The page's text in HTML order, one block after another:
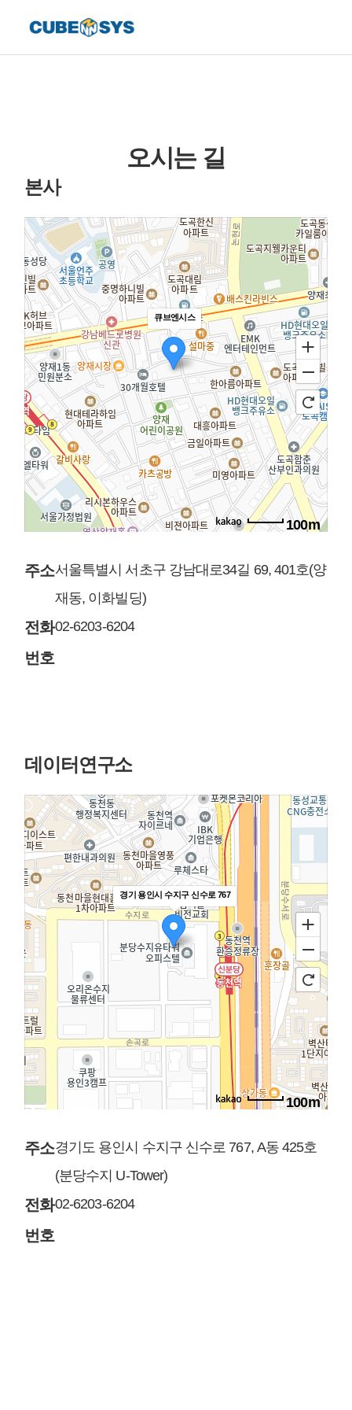
오시는 길
본사
큐브엔시스
100m
주소서울특별시 서초구 강남대로34길 69, 401호(양
재동, 이화빌딩)
전화
번호
02-6203-6204
데이터연구소
경기 용인시 수지구 신수로 767
100m
주소경기도 용인시 수지구 신수로 767, A동 425호
(분당수지 U-Tower)
전화
번호
02-6203-6204